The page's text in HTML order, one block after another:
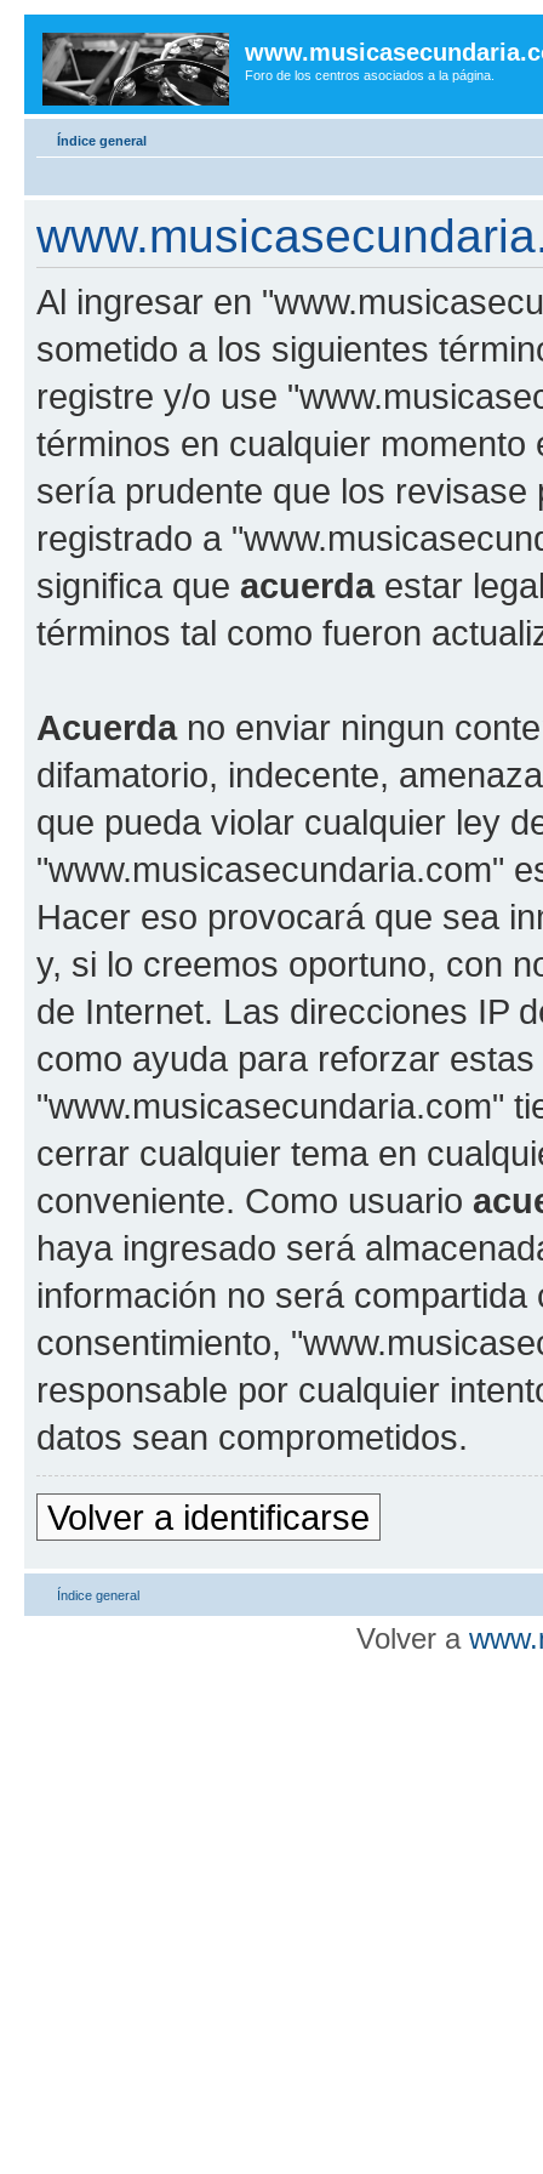
Foro de los centros asociados a la página.
Índice general
Al ingresar en
sometido a los siguientes
registre y/o use
términos en cualquier
sería prudente que los
registrado a
significa que acuerdaestar
términos tal como fueron
Acuerdano enviar ningun
difamatorio, indecente,
que pueda violar cualquier ley
"www.musicasecundaria.com"
Hacer eso provocará que sea
y, si lo creemos oportuno, con
de Internet. Las direcciones IP
como ayuda para reforzar
"www.musicasecundaria.com"
cerrar cualquier tema en
conveniente. Como usuario
haya ingresado será
información no será
consentimiento,
responsable por cualquier
datos sean comprometidos.
Volver a identificarse
Índice general
Volver a